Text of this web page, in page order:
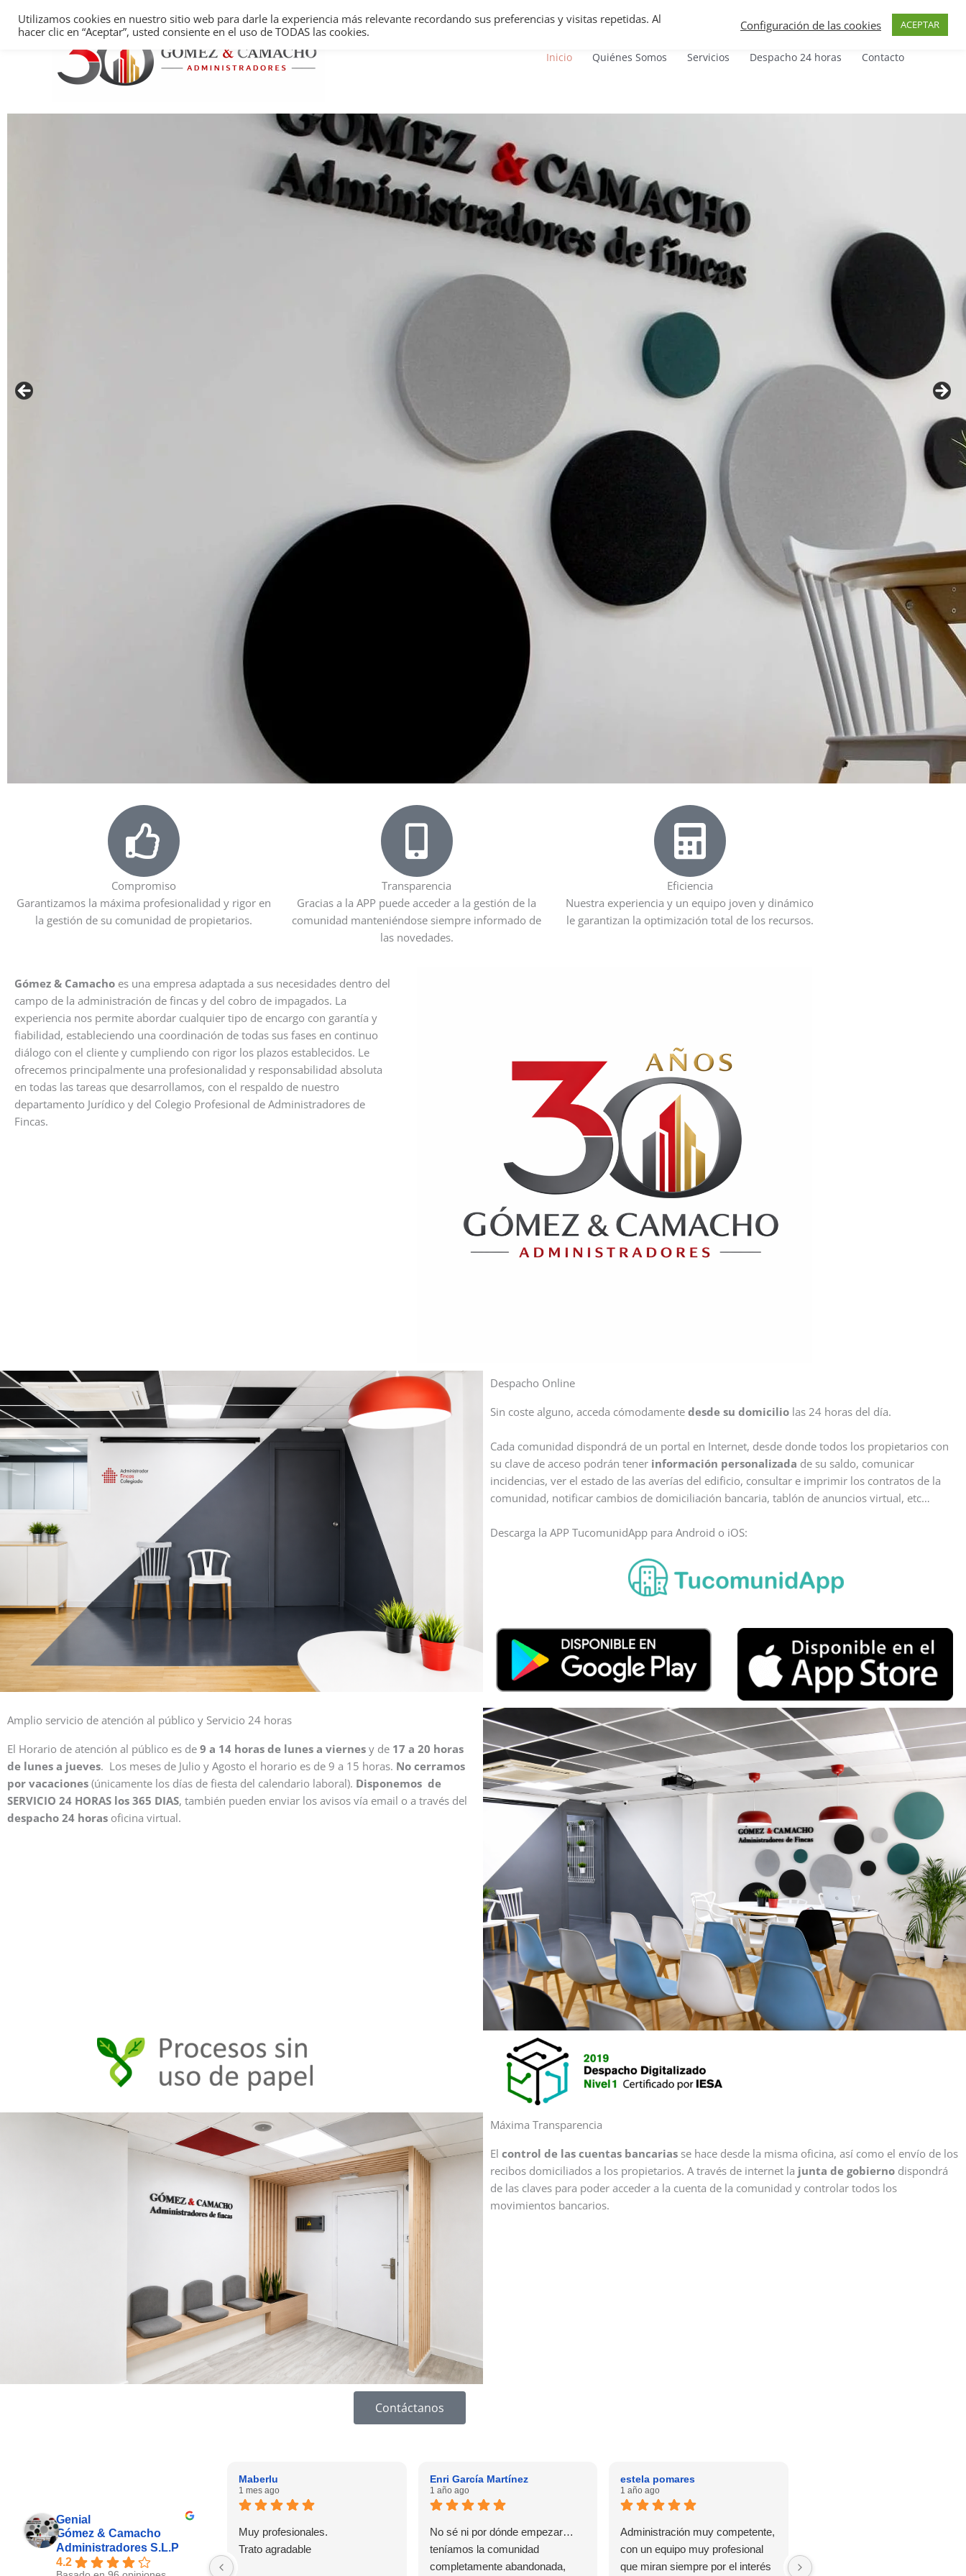
Inicio Quiénes Somos Servicios Despacho 24 horas Contacto
Compromiso
Garantizamos la máxima profesionalidad y rigor en
la gestión de su comunidad de propietarios.
Transparencia
Gracias a la APP puede acceder a la gestión de la
comunidad manteniéndose siempre informado de
las novedades.
Eficiencia
Nuestra experiencia y un equipo joven y dinámico
le garantizan la optimización total de los recursos.
Gómez & Camacho es una empresa adaptada a sus necesidades dentro del
campo de la administración de fincas y del cobro de impagados. La
experiencia nos permite abordar cualquier tipo de encargo con garantía y
fiabilidad, estableciendo una coordinación de todas sus fases en continuo
diálogo con el cliente y cumpliendo con rigor los plazos establecidos. Le
ofrecemos principalmente una profesionalidad y responsabilidad absoluta
en todas las tareas que desarrollamos, con el respaldo de nuestro
departamento Jurídico y del Colegio Profesional de Administradores de
Fincas.
Despacho Online
Sin coste alguno, acceda cómodamente desde su domicilio las 24 horas del día.
Cada comunidad dispondrá de un portal en Internet, desde donde todos los propietarios con
su clave de acceso podrán tener información personalizada de su saldo, comunicar
incidencias, ver el estado de las averías del edificio, consultar e imprimir los contratos de la
comunidad, notificar cambios de domiciliación bancaria, tablón de anuncios virtual, etc…
Descarga la APP TucomunidApp para Android o iOS:
Amplio servicio de atención al público y Servicio 24 horas
El Horario de atención al público es de 9 a 14 horas de lunes a viernes y de 17 a 20 horas
de lunes a jueves. Los meses de Julio y Agosto el horario es de 9 a 15 horas. No cerramos
por vacaciones (únicamente los días de fiesta del calendario laboral). Disponemos de
SERVICIO 24 HORAS los 365 DIAS, también pueden enviar los avisos vía email o a través del
despacho 24 horas oficina virtual.
Máxima Transparencia
El control de las cuentas bancarias se hace desde la misma oficina, así como el envío de los
recibos domiciliados a los propietarios. A través de internet la junta de gobierno dispondrá
de las claves para poder acceder a la cuenta de la comunidad y controlar todos los
movimientos bancarios.
Contáctanos
Genial
Gómez & Camacho
Administradores S.L.P
4.2
Maberlu
1 mes ago
Muy profesionales.
Trato agradable
Enri García Martínez
1 año ago
No sé ni por dónde empezar…
teníamos la comunidad
completamente abandonada,
estela pomares
1 año ago
Administración muy competente,
con un equipo muy profesional
que miran siempre por el interés
fincas en San Vicente, puedo
Utilizamos cookies en nuestro sitio web para darle la experiencia más relevante recordando sus preferencias y visitas repetidas. Al
hacer clic en “Aceptar”, usted consiente en el uso de TODAS las cookies.
Configuración de las cookies ACEPTAR